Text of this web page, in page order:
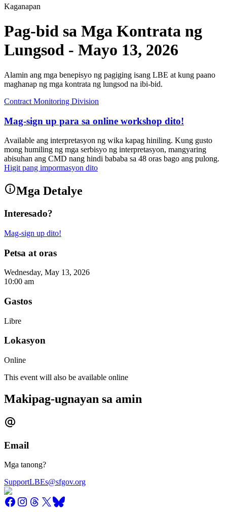
Kaganapan
Pag-bid sa Mga Kontrata ng
Lungsod - Mayo 13, 2026
Alamin ang mga benepisyo ng pagiging isang LBE at kung paano
maghanap ng mga kontrata ng lungsod na ibi-bid.
Contract Monitoring Division
Mag-sign up para sa online workshop dito!
Available ang interpretasyon ng wika kapag hiniling. Kung gusto
mong humiling ng mga serbisyo ng interpretasyon, mangyaring
abisuhan ang CMD nang hindi bababa sa 48 oras bago ang pulong.
Higit pang impormasyon dito
Mga Detalye
Interesado?
Mag-sign up dito!
Petsa at oras
Wednesday, May 13, 2026
10:00 am
Gastos
Libre
Lokasyon
Online
This event will also be available online
Makipag-ugnayan sa amin
Email
Mga tanong?
SupportLBEs@sfgov.org